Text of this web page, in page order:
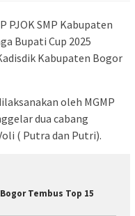
PJOK SMP Kabupaten
Bupati Cup 2025
Kabupaten Bogor
oleh MGMP
dua cabang
( Putra dan Putri).
Tembus Top 15